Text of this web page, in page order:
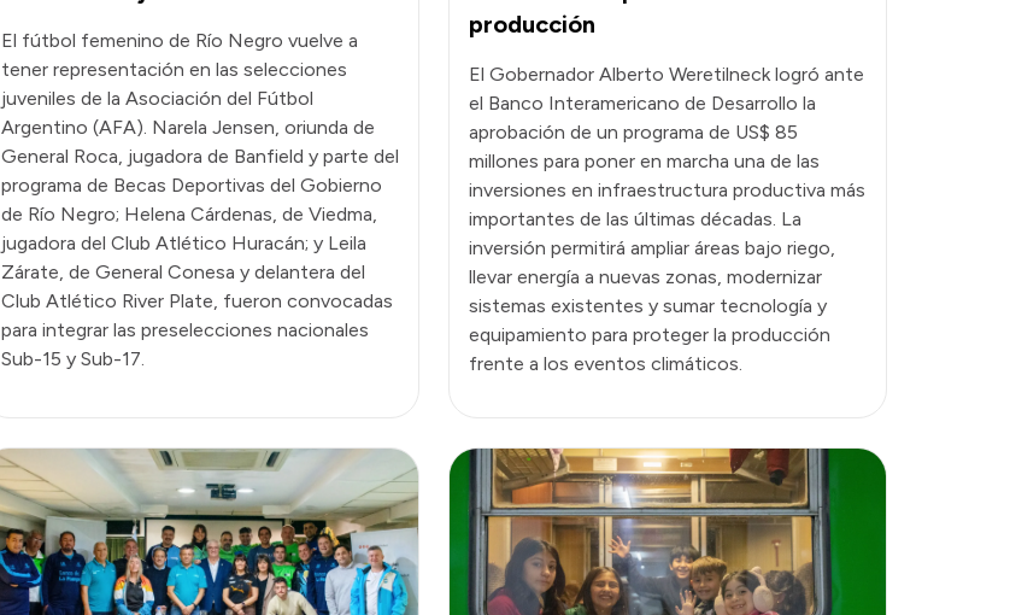
El fútbol femenino de Río Negro vuelve a
tener representación en las selecciones
juveniles de la Asociación del Fútbol
Argentino (AFA). Narela Jensen, oriunda de
General Roca, jugadora de Banfield y parte del
programa de Becas Deportivas del Gobierno
de Río Negro; Helena Cárdenas, de Viedma,
jugadora del Club Atlético Huracán; y Leila
Zárate, de General Conesa y delantera del
Club Atlético River Plate, fueron convocadas
para integrar las preselecciones nacionales
Sub-15 y Sub-17.
producción
El Gobernador Alberto Weretilneck logró ante
el Banco Interamericano de Desarrollo la
aprobación de un programa de US$ 85
millones para poner en marcha una de las
inversiones en infraestructura productiva más
importantes de las últimas décadas. La
inversión permitirá ampliar áreas bajo riego,
llevar energía a nuevas zonas, modernizar
sistemas existentes y sumar tecnología y
equipamiento para proteger la producción
frente a los eventos climáticos.